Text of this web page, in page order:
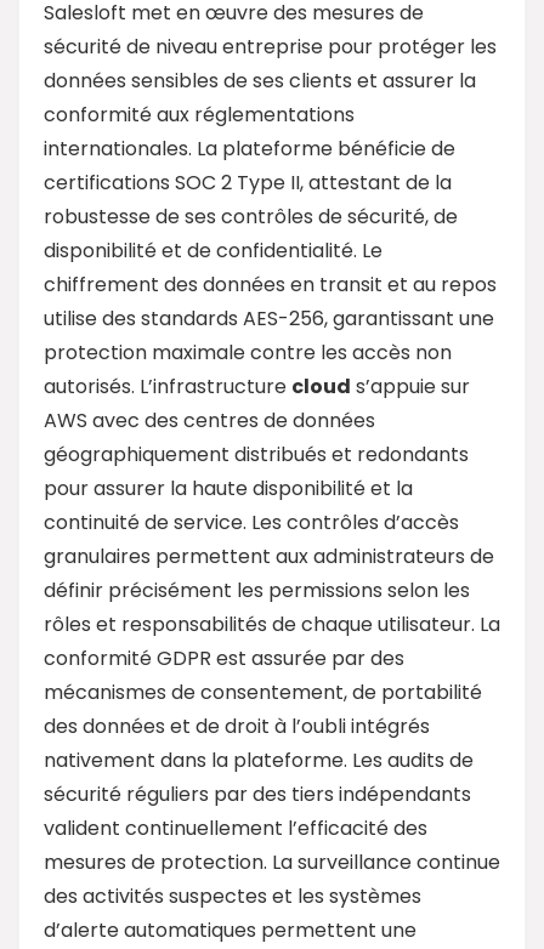
Salesloft met en œuvre des mesures de
sécurité de niveau entreprise pour protéger les
données sensibles de ses clients et assurer la
conformité aux réglementations
internationales. La plateforme bénéficie de
certifications SOC 2 Type II, attestant de la
robustesse de ses contrôles de sécurité, de
disponibilité et de confidentialité. Le
chiffrement des données en transit et au repos
utilise des standards AES-256, garantissant une
protection maximale contre les accès non
autorisés. L’infrastructure cloud s’appuie sur
AWS avec des centres de données
géographiquement distribués et redondants
pour assurer la haute disponibilité et la
continuité de service. Les contrôles d’accès
granulaires permettent aux administrateurs de
définir précisément les permissions selon les
rôles et responsabilités de chaque utilisateur. La
conformité GDPR est assurée par des
mécanismes de consentement, de portabilité
des données et de droit à l’oubli intégrés
nativement dans la plateforme. Les audits de
sécurité réguliers par des tiers indépendants
valident continuellement l’efficacité des
mesures de protection. La surveillance continue
des activités suspectes et les systèmes
d’alerte automatiques permettent une